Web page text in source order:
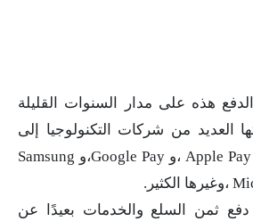
هذه على مدار السنوات القليلة
العديد من شركات التكنولوجيا إلى
السوق ، بأسماء مثل Apple Pay ،و Google Pay،و Samsung
دفع ثمن السلع والخدمات بعيدًا عن